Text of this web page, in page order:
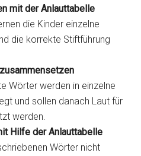
mit der Anlauttabelle
die Kinder einzelne
die korrekte Stiftführung
Wörter werden in einzelne
und sollen danach Laut für
werden.
Hilfe der Anlauttabelle
Wörter nicht